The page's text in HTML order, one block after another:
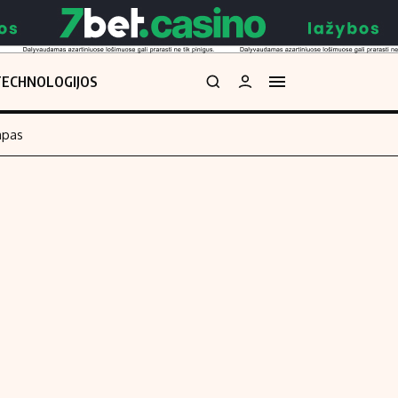
skaičiuoklė